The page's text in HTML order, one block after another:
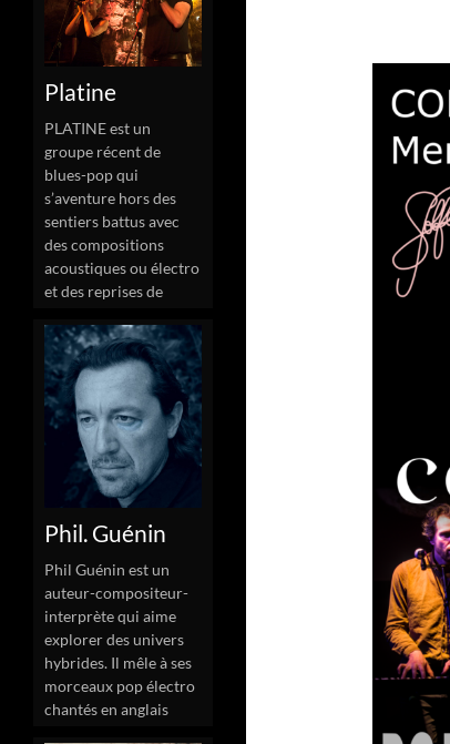
Platine
PLATINE est un
groupe récent de
blues-pop qui
s’aventure hors des
sentiers battus avec
des compositions
acoustiques ou électro
et des reprises de
Phil. Guénin
Phil Guénin est un
auteur-compositeur-
interprète qui aime
explorer des univers
hybrides. Il mêle à ses
morceaux pop électro
chantés en anglais